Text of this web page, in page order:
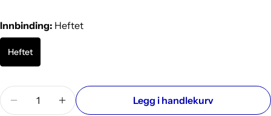
Innbinding: Heftet
Heftet
Mengde
Reduser antallet for Himmelens og luftens hus
Øk antallet for Himmelens og luftens hus
Legg i handlekurv